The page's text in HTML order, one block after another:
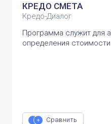
КРЕДО СМЕТА
Кредо-Диалог
Программа служит для
определения стоимости
Сравнить